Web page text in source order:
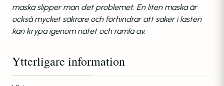
maska slipper man det problemet. En liten maska är
också mycket säkrare och förhindrar att saker i lasten
kan krypa igenom nätet och ramla av.
Ytterligare information